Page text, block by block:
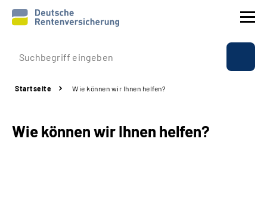
Prävention
Rente
Startseite Wie können wir Ihnen helfen?
Wie können wir Ihnen helfen?